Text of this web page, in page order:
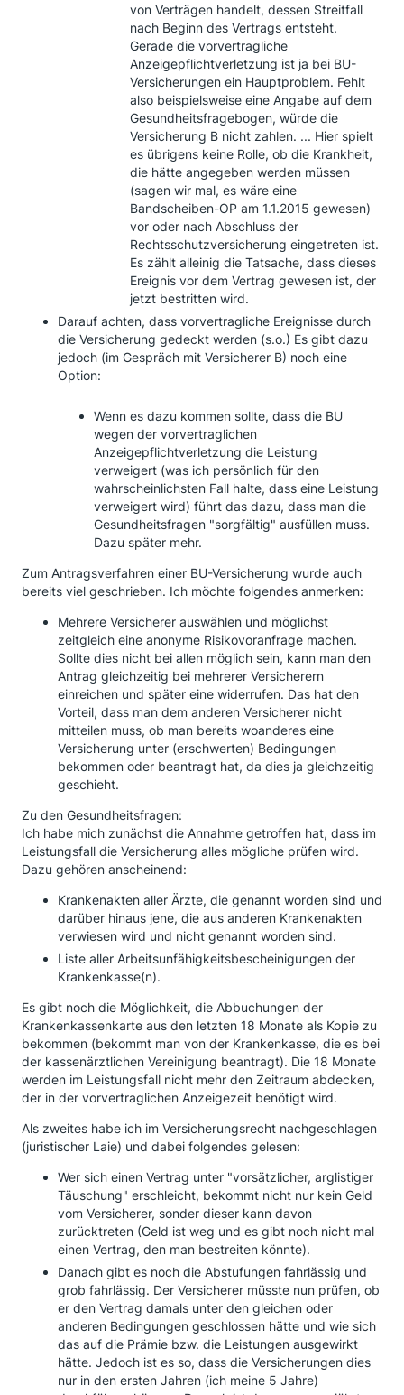
von Verträgen handelt, dessen Streitfall
nach Beginn des Vertrags entsteht.
Gerade die vorvertragliche
Anzeigepflichtverletzung ist ja bei BU-
Versicherungen ein Hauptproblem. Fehlt
also beispielsweise eine Angabe auf dem
Gesundheitsfragebogen, würde die
Versicherung B nicht zahlen. ... Hier spielt
es übrigens keine Rolle, ob die Krankheit,
die hätte angegeben werden müssen
(sagen wir mal, es wäre eine
Bandscheiben-OP am 1.1.2015 gewesen)
vor oder nach Abschluss der
Rechtsschutzversicherung eingetreten ist.
Es zählt alleinig die Tatsache, dass dieses
Ereignis vor dem Vertrag gewesen ist, der
jetzt bestritten wird.
Darauf achten, dass vorvertragliche Ereignisse durch
die Versicherung gedeckt werden (s.o.) Es gibt dazu
jedoch (im Gespräch mit Versicherer B) noch eine
Option:
Wenn es dazu kommen sollte, dass die BU
wegen der vorvertraglichen
Anzeigepflichtverletzung die Leistung
verweigert (was ich persönlich für den
wahrscheinlichsten Fall halte, dass eine Leistung
verweigert wird) führt das dazu, dass man die
Gesundheitsfragen "sorgfältig" ausfüllen muss.
Dazu später mehr.
Zum Antragsverfahren einer BU-Versicherung wurde auch
bereits viel geschrieben. Ich möchte folgendes anmerken:
Mehrere Versicherer auswählen und möglichst
zeitgleich eine anonyme Risikovoranfrage machen.
Sollte dies nicht bei allen möglich sein, kann man den
Antrag gleichzeitig bei mehrerer Versicherern
einreichen und später eine widerrufen. Das hat den
Vorteil, dass man dem anderen Versicherer nicht
mitteilen muss, ob man bereits woanderes eine
Versicherung unter (erschwerten) Bedingungen
bekommen oder beantragt hat, da dies ja gleichzeitig
geschieht.
Zu den Gesundheitsfragen:
Ich habe mich zunächst die Annahme getroffen hat, dass im
Leistungsfall die Versicherung alles mögliche prüfen wird.
Dazu gehören anscheinend:
Krankenakten aller Ärzte, die genannt worden sind und
darüber hinaus jene, die aus anderen Krankenakten
verwiesen wird und nicht genannt worden sind.
Liste aller Arbeitsunfähigkeitsbescheinigungen der
Krankenkasse(n).
Es gibt noch die Möglichkeit, die Abbuchungen der
Krankenkassenkarte aus den letzten 18 Monate als Kopie zu
bekommen (bekommt man von der Krankenkasse, die es bei
der kassenärztlichen Vereinigung beantragt). Die 18 Monate
werden im Leistungsfall nicht mehr den Zeitraum abdecken,
der in der vorvertraglichen Anzeigezeit benötigt wird.
Als zweites habe ich im Versicherungsrecht nachgeschlagen
(juristischer Laie) und dabei folgendes gelesen:
Wer sich einen Vertrag unter "vorsätzlicher, arglistiger
Täuschung" erschleicht, bekommt nicht nur kein Geld
vom Versicherer, sonder dieser kann davon
zurücktreten (Geld ist weg und es gibt noch nicht mal
einen Vertrag, den man bestreiten könnte).
Danach gibt es noch die Abstufungen fahrlässig und
grob fahrlässig. Der Versicherer müsste nun prüfen, ob
er den Vertrag damals unter den gleichen oder
anderen Bedingungen geschlossen hätte und wie sich
das auf die Prämie bzw. die Leistungen ausgewirkt
hätte. Jedoch ist es so, dass die Versicherungen dies
nur in den ersten Jahren (ich meine 5 Jahre)